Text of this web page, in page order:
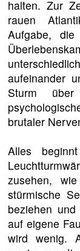
halten. Zur
rauen
Aufgabe,
aufeinander
Sturm
brutaler
Alles
zusehen,
stürmische
beziehen
auf eigene
wird wenig.